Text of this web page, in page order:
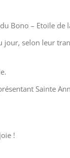
Bono – Etoile de
selon leur
Sainte
!